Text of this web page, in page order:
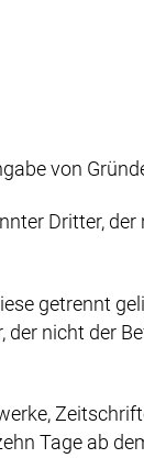
von
Dritter,
getrennt
nicht der
Tage ab